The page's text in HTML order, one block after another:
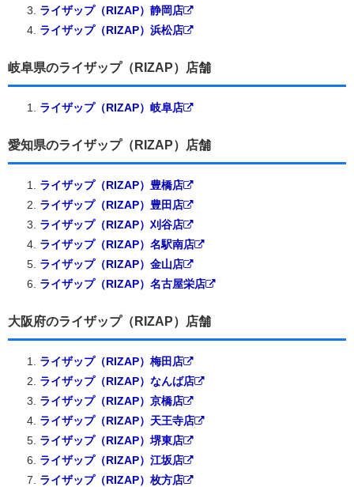
ライザップ（RIZAP）静岡店
ライザップ（RIZAP）浜松店
岐阜県のライザップ（RIZAP）店舗
ライザップ（RIZAP）岐阜店
愛知県のライザップ（RIZAP）店舗
ライザップ（RIZAP）豊橋店
ライザップ（RIZAP）豊田店
ライザップ（RIZAP）刈谷店
ライザップ（RIZAP）名駅南店
ライザップ（RIZAP）金山店
ライザップ（RIZAP）名古屋栄店
大阪府のライザップ（RIZAP）店舗
ライザップ（RIZAP）梅田店
ライザップ（RIZAP）なんば店
ライザップ（RIZAP）京橋店
ライザップ（RIZAP）天王寺店
ライザップ（RIZAP）堺東店
ライザップ（RIZAP）江坂店
ライザップ（RIZAP）枚方店